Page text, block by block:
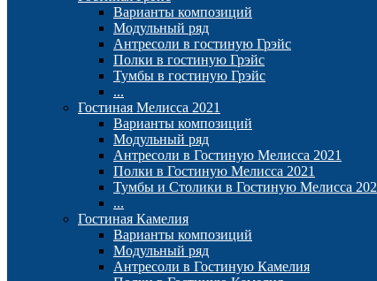
Варианты композиций
Модульный ряд
Антресоли в гостиную Грэйс
Полки в гостиную Грэйс
Тумбы в гостиную Грэйс
...
Гостиная Мелисса 2021
Варианты композиций
Модульный ряд
Антресоли в Гостиную Мелисса 2021
Полки в Гостиную Мелисса 2021
Тумбы и Столики в Гостиную Мелисса
...
Гостиная Камелия
Варианты композиций
Модульный ряд
Антресоли в Гостиную Камелия